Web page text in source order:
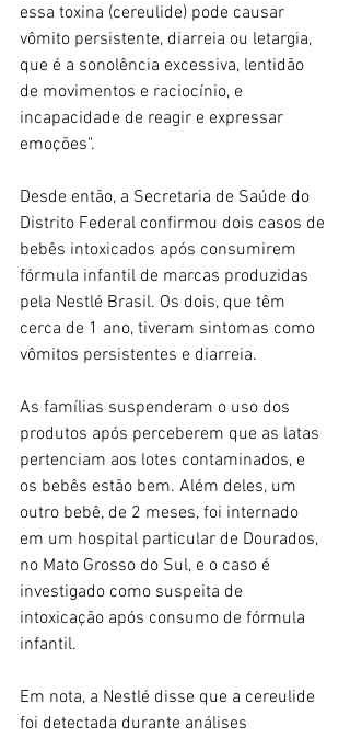
essa toxina (cereulide) pode causar
vômito persistente, diarreia ou letargia,
que é a sonolência excessiva, lentidão
de movimentos e raciocínio, e
incapacidade de reagir e expressar
emoções".
Desde então, a Secretaria de Saúde do
Distrito Federal confirmou dois casos de
bebês intoxicados após consumirem
fórmula infantil de marcas produzidas
pela Nestlé Brasil. Os dois, que têm
cerca de 1 ano, tiveram sintomas como
vômitos persistentes e diarreia.
As famílias suspenderam o uso dos
produtos após perceberem que as latas
pertenciam aos lotes contaminados, e
os bebês estão bem. Além deles, um
outro bebê, de 2 meses, foi internado
em um hospital particular de Dourados,
no Mato Grosso do Sul, e o caso é
investigado como suspeita de
intoxicação após consumo de fórmula
infantil.
Em nota, a Nestlé disse que a cereulide
foi detectada durante análises